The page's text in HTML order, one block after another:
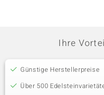
Ihre
Günstige Herstellerpreise
Über 500